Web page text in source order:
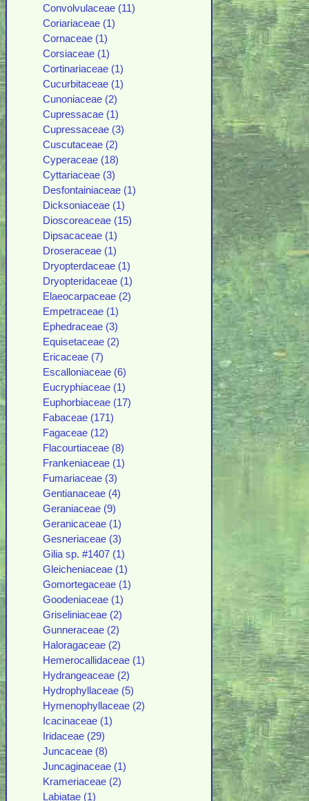
Convolvulaceae (11)
Coriariaceae (1)
Cornaceae (1)
Corsiaceae (1)
Cortinariaceae (1)
Cucurbitaceae (1)
Cunoniaceae (2)
Cupressacae (1)
Cupressaceae (3)
Cuscutaceae (2)
Cyperaceae (18)
Cyttariaceae (3)
Desfontainiaceae (1)
Dicksoniaceae (1)
Dioscoreaceae (15)
Dipsacaceae (1)
Droseraceae (1)
Dryopterdaceae (1)
Dryopteridaceae (1)
Elaeocarpaceae (2)
Empetraceae (1)
Ephedraceae (3)
Equisetaceae (2)
Ericaceae (7)
Escalloniaceae (6)
Eucryphiaceae (1)
Euphorbiaceae (17)
Fabaceae (171)
Fagaceae (12)
Flacourtiaceae (8)
Frankeniaceae (1)
Fumariaceae (3)
Gentianaceae (4)
Geraniaceae (9)
Geranicaceae (1)
Gesneriaceae (3)
Gilia sp. #1407 (1)
Gleicheniaceae (1)
Gomortegaceae (1)
Goodeniaceae (1)
Griseliniaceae (2)
Gunneraceae (2)
Haloragaceae (2)
Hemerocallidaceae (1)
Hydrangeaceae (2)
Hydrophyllaceae (5)
Hymenophyllaceae (2)
Icacinaceae (1)
Iridaceae (29)
Juncaceae (8)
Juncaginaceae (1)
Krameriaceae (2)
Labiatae (1)